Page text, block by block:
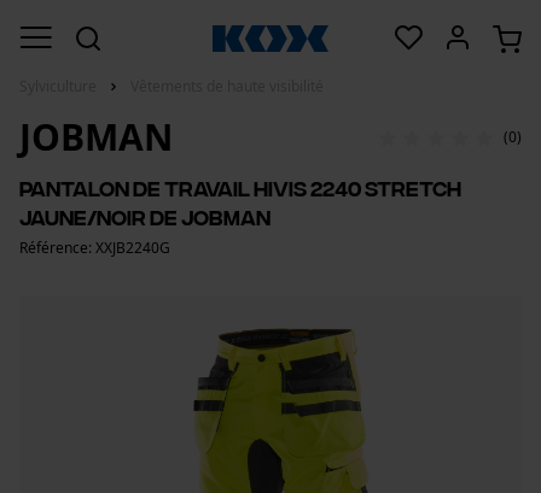
JOBMAN (0)
Pantalon de travail HiVis 2240 Stretch
jaune/noir de Jobman
Référence: XXJB2240G